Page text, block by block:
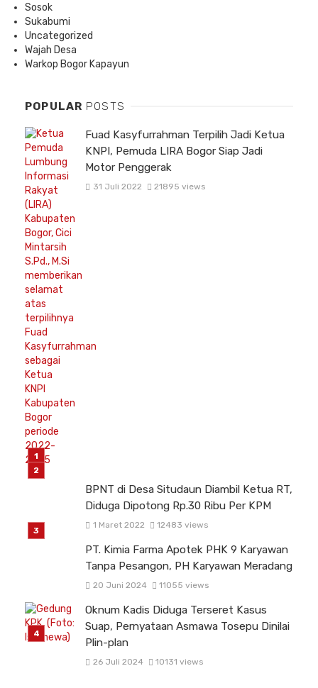
Sosok
Sukabumi
Uncategorized
Wajah Desa
Warkop Bogor Kapayun
POPULAR POSTS
Fuad Kasyfurrahman Terpilih Jadi Ketua
KNPI, Pemuda LIRA Bogor Siap Jadi
Motor Penggerak
31 Juli 2022 21895 views
BPNT di Desa Situdaun Diambil Ketua RT,
Diduga Dipotong Rp.30 Ribu Per KPM
1 Maret 2022 12483 views
PT. Kimia Farma Apotek PHK 9 Karyawan
Tanpa Pesangon, PH Karyawan Meradang
20 Juni 2024 11055 views
Oknum Kadis Diduga Terseret Kasus
Suap, Pernyataan Asmawa Tosepu Dinilai
Plin-plan
26 Juli 2024 10131 views